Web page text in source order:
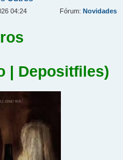
04:24 Fórum: Novidades
| Depositfiles)